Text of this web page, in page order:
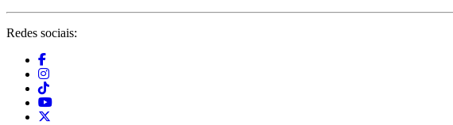
Redes sociais: